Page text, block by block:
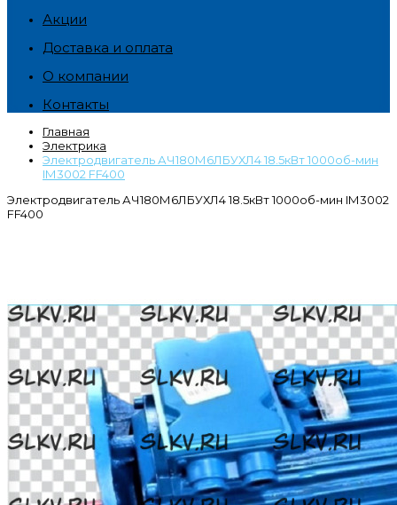
Акции
Доставка и оплата
О компании
Контакты
Главная
Электрика
Электродвигатель АЧ180М6ЛБУХЛ4 18.5кВт 1000об-мин
IМ3002 FF400
Электродвигатель АЧ180М6ЛБУХЛ4 18.5кВт 1000об-мин IМ3002
FF400